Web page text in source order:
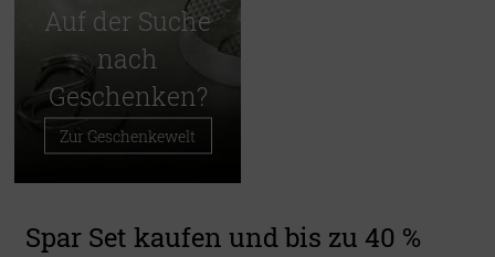
Auf der Suche
nach
Geschenken?
Zur Geschenkewelt
Spar Set kaufen und bis zu 40 %